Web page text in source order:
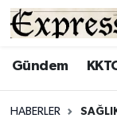
Gündem
HABERLER
ALAYKÖY
Hava